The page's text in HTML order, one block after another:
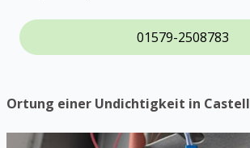
01579-2508783
Ortung einer Undichtigkeit in Castell